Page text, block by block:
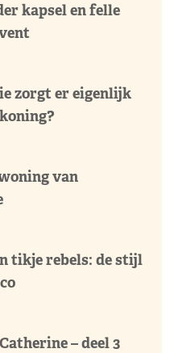
kapsel en felle
zorgt er eigenlijk
van
tikje rebels: de stijl
– deel 3